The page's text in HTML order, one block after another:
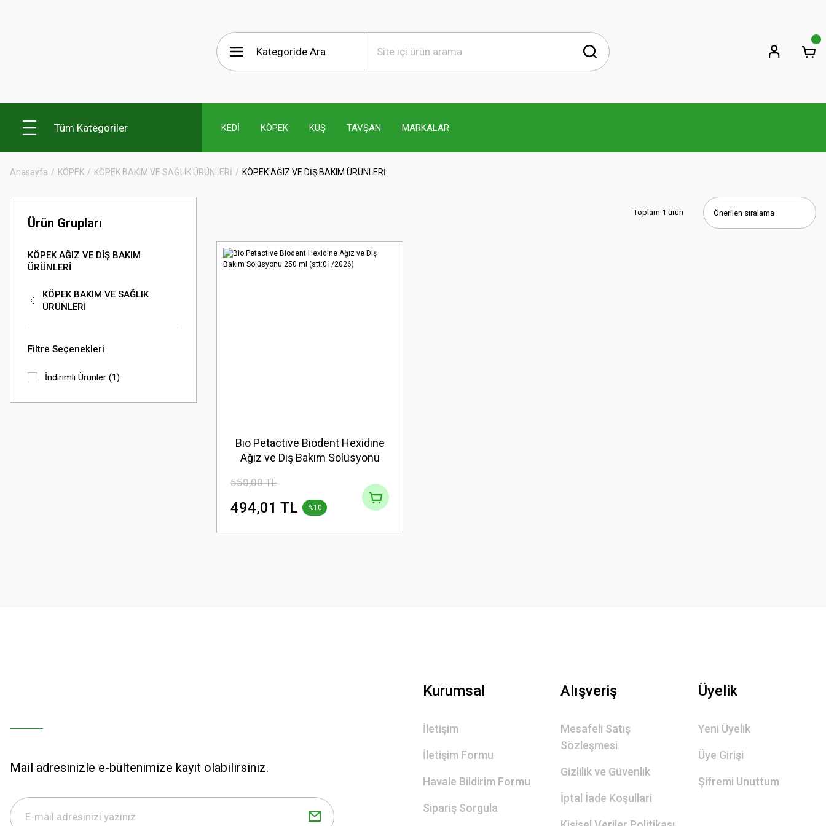
Tüm Kategoriler KEDİ KÖPEK KUŞ TAVŞAN MARKALAR
Anasayfa KÖPEK KÖPEK BAKIM VE SAĞLIK ÜRÜNLERİ KÖPEK AĞIZ VE DİŞ BAKIM ÜRÜNLERİ
Ürün Grupları
KÖPEK AĞIZ VE DİŞ BAKIM
ÜRÜNLERİ
KÖPEK BAKIM VE SAĞLIK
ÜRÜNLERİ
Filtre Seçenekleri
İndirimli Ürünler (1)
Toplam 1 ürün
Bio Petactive Biodent Hexidine
Ağız ve Diş Bakım Solüsyonu
550,00 TL
494,01 TL %10
Mail adresinizle e-bültenimize kayıt olabilirsiniz.
Kurumsal
İletişim
İletişim Formu
Havale Bildirim Formu
Sipariş Sorgula
Alışveriş
Mesafeli Satış
Sözleşmesi
Gizlilik ve Güvenlik
İptal İade Koşullari
Üyelik
Yeni Üyelik
Üye Girişi
Şifremi Unuttum